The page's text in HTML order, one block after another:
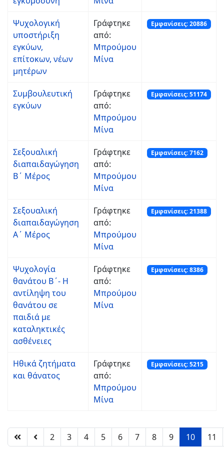
Ψυχολογική
υποστήριξη
εγκύων,
επίτοκων, νέων
μητέρων
Γράφτηκε
από:
Μπρούμου
Μίνα
Εμφανίσεις: 20886
Συμβουλευτική
εγκύων
Γράφτηκε
από:
Μπρούμου
Μίνα
Εμφανίσεις: 51174
Σεξουαλική
διαπαιδαγώγηση
Β΄ Μέρος
Γράφτηκε
από:
Μπρούμου
Μίνα
Εμφανίσεις: 7162
Σεξουαλική
διαπαιδαγώγηση
Α΄ Μέρος
Γράφτηκε
από:
Μπρούμου
Μίνα
Εμφανίσεις: 21388
Ψυχολογία
θανάτου Β΄- Η
αντίληψη του
θανάτου σε
παιδιά με
καταληκτικές
ασθένειες
Γράφτηκε
από:
Μπρούμου
Μίνα
Εμφανίσεις: 8386
Ηθικά ζητήματα
και θάνατος
Γράφτηκε
από:
Μπρούμου
Μίνα
Εμφανίσεις: 5215
2 3 4 5 6 7 8 9 10 11